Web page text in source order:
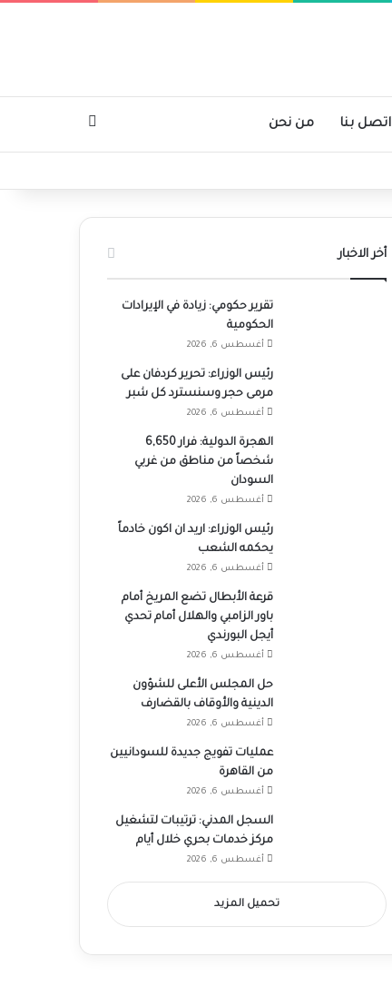
اتصل بنا من نحن
أخر الاخبار
تقرير حكومي: زيادة في الإيرادات
الحكومية
أغسطس 6, 2026
رئيس الوزراء: تحرير كردفان على
مرمى حجر وسنسترد كل شبر
أغسطس 6, 2026
الهجرة الدولية: فرار 6,650
شخصاً من مناطق من غربي
السودان
أغسطس 6, 2026
رئيس الوزراء: اريد ان اكون خادماً
يحكمه الشعب
أغسطس 6, 2026
قرعة الأبطال تضع المريخ أمام
باور الزامبي والهلال أمام تحدي
أيجل البورندي
أغسطس 6, 2026
حل المجلس الأعلى للشؤون
الدينية والأوقاف بالقضارف
أغسطس 6, 2026
عمليات تفويج جديدة للسودانيين
من القاهرة
أغسطس 6, 2026
السجل المدني: ترتيبات لتشغيل
مركز خدمات بحري خلال أيام
أغسطس 6, 2026
تحميل المزيد